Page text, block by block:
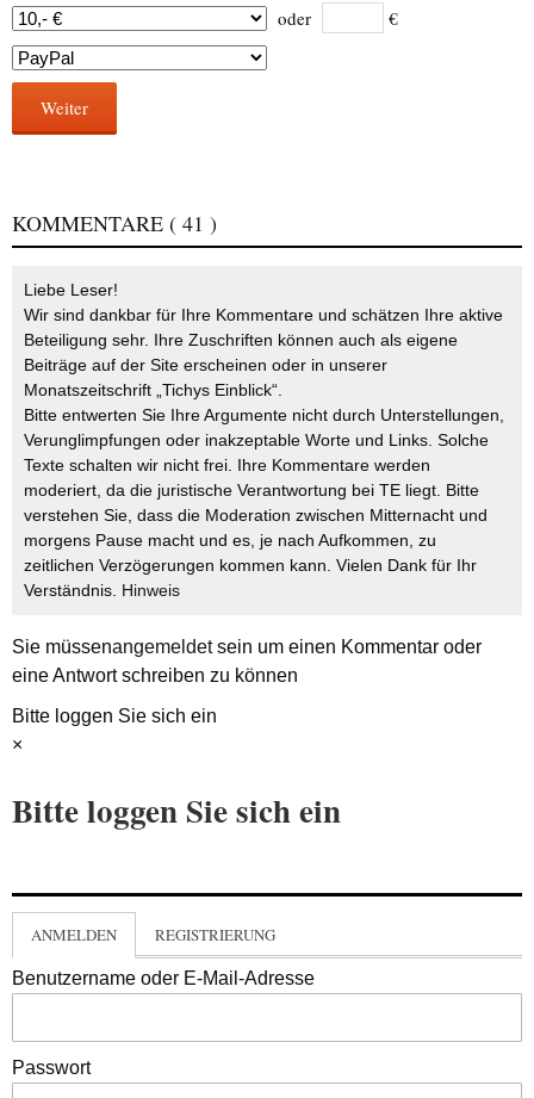
oder €
Weiter
KOMMENTARE ( 41 )
Liebe Leser!
Wir sind dankbar für Ihre Kommentare und schätzen Ihre aktive
Beteiligung sehr. Ihre Zuschriften können auch als eigene
Beiträge auf der Site erscheinen oder in unserer
Monatszeitschrift „Tichys Einblick“.
Bitte entwerten Sie Ihre Argumente nicht durch Unterstellungen,
Verunglimpfungen oder inakzeptable Worte und Links. Solche
Texte schalten wir nicht frei. Ihre Kommentare werden
moderiert, da die juristische Verantwortung bei TE liegt. Bitte
verstehen Sie, dass die Moderation zwischen Mitternacht und
morgens Pause macht und es, je nach Aufkommen, zu
zeitlichen Verzögerungen kommen kann. Vielen Dank für Ihr
Verständnis. Hinweis
Sie müssenangemeldetsein um einen Kommentar oder
eine Antwort schreiben zu können
Bitte loggen Sie sich ein
×
Bitte loggen Sie sich ein
ANMELDEN REGISTRIERUNG
Benutzername oder E-Mail-Adresse
Passwort